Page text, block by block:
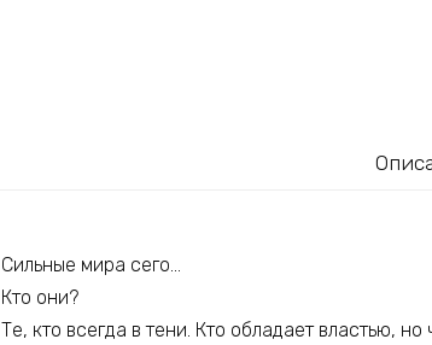
Сильные мира сего…
Кто они?
Те, кто всегда в тени. Кто обладает властью,